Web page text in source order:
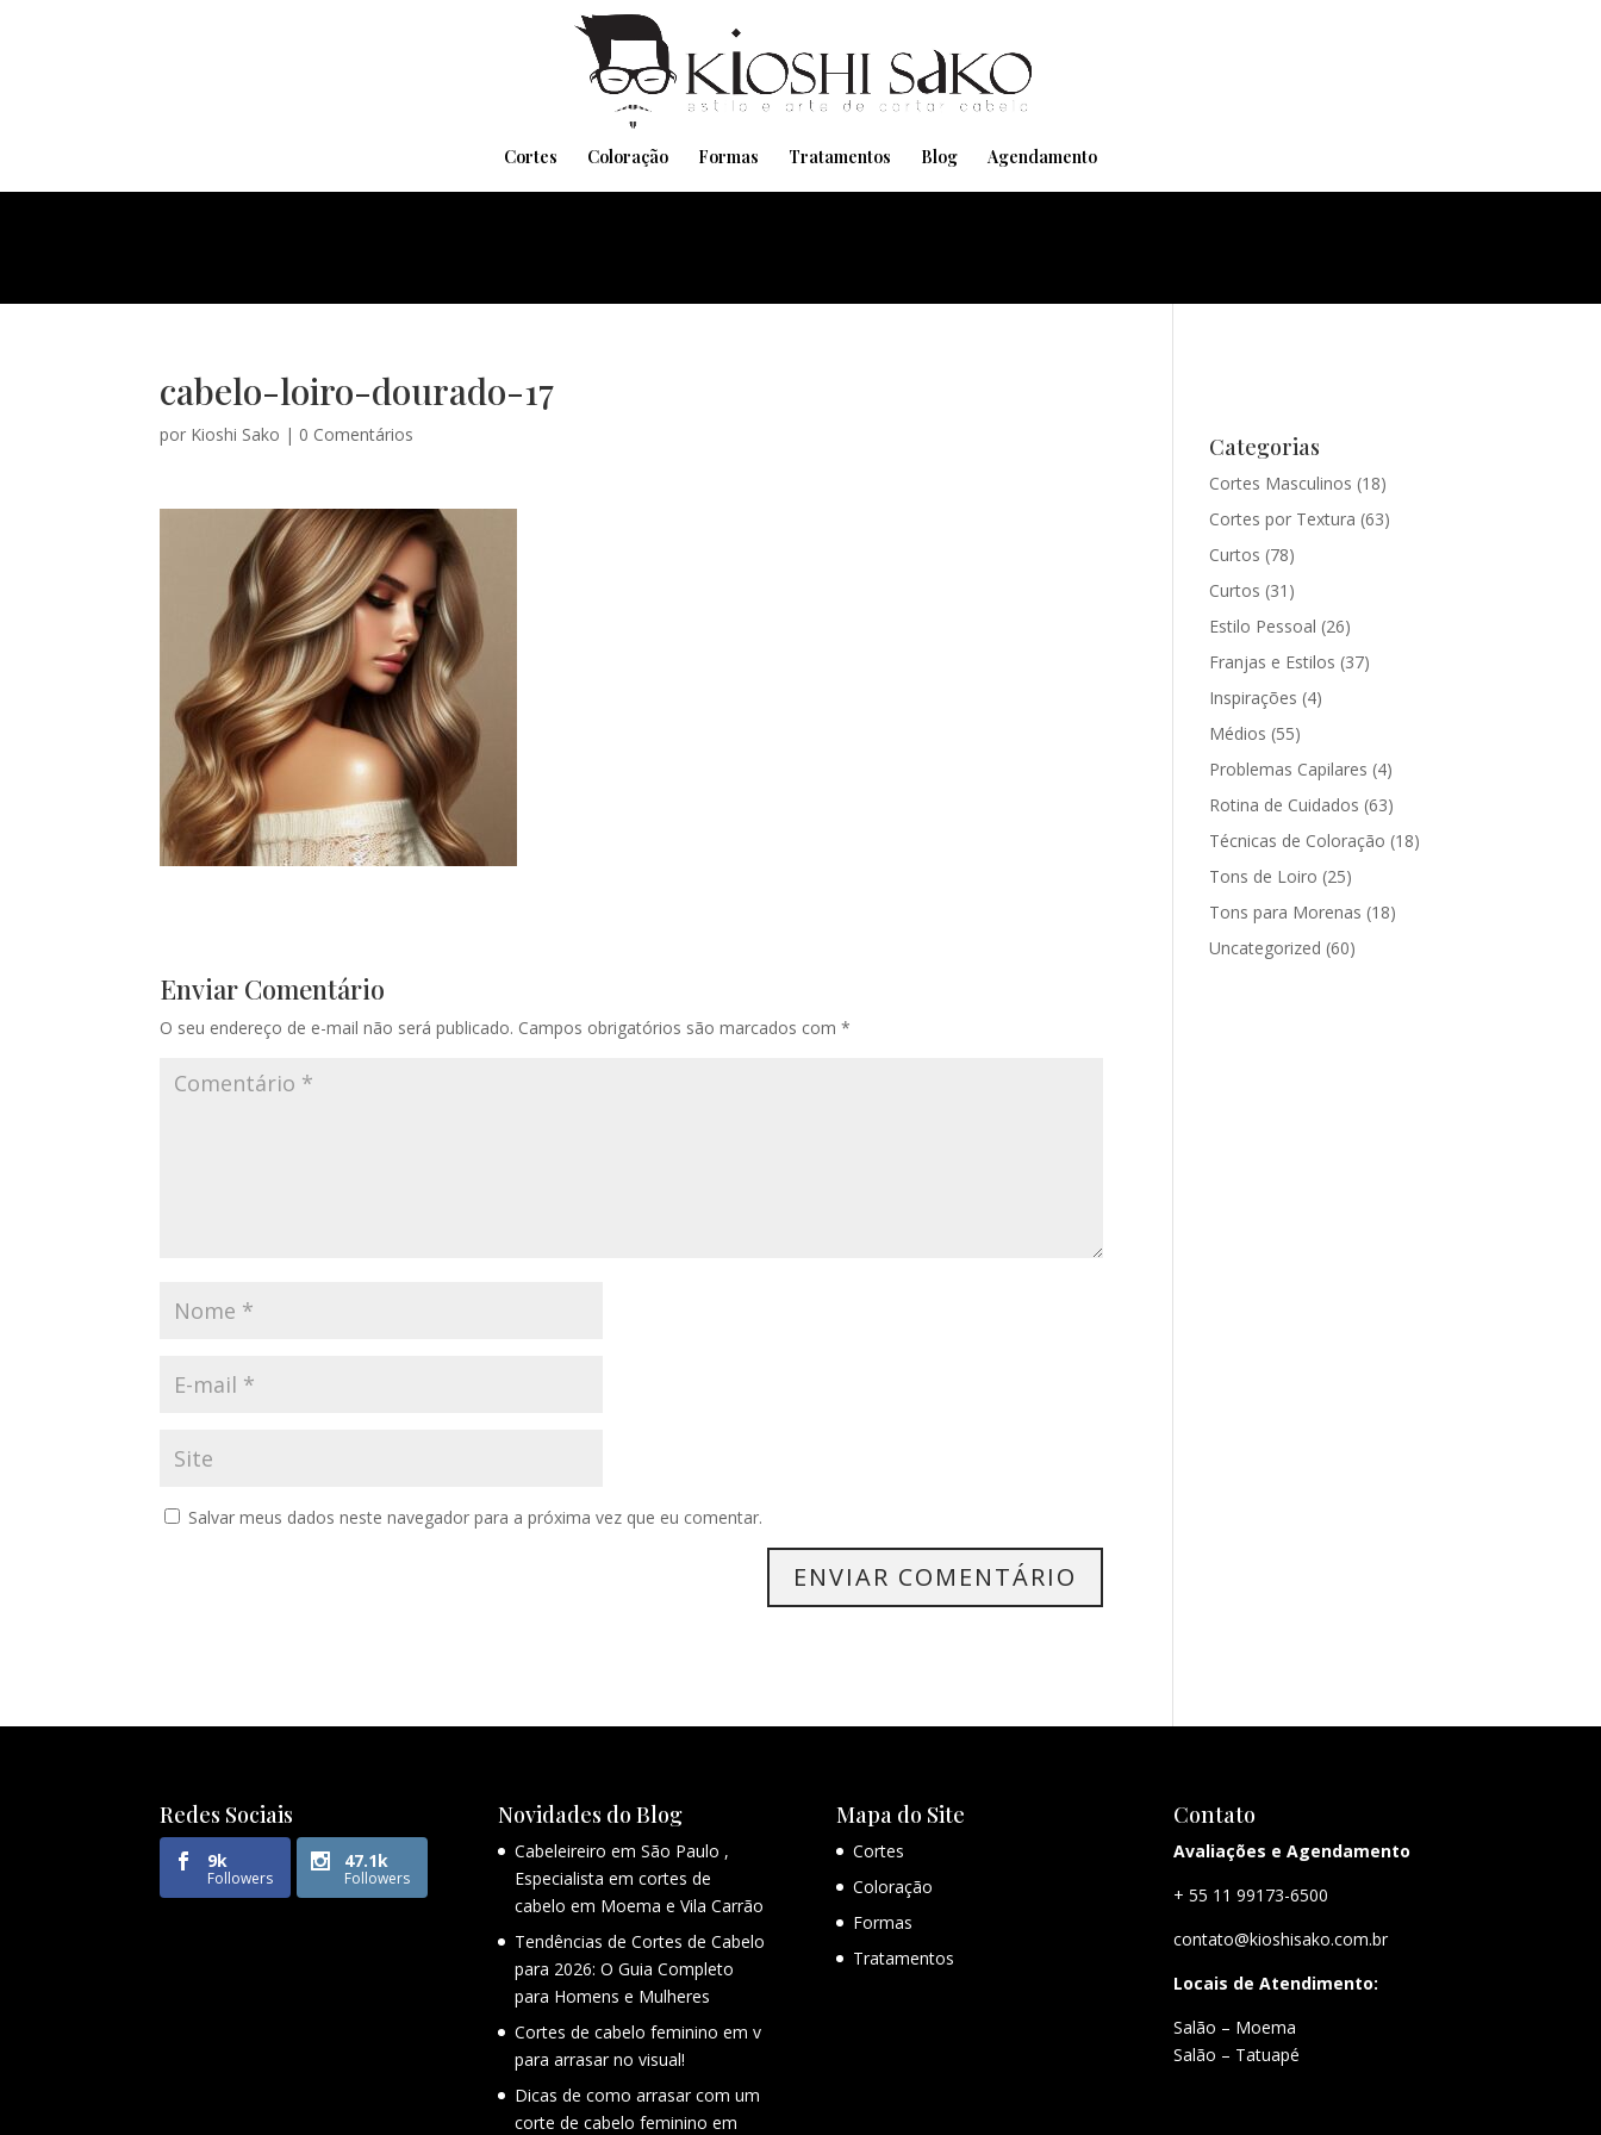
Cortes Coloração Formas Tratamentos Blog Agendamento
cabelo-loiro-dourado-17
por Kioshi Sako | 0 Comentários
Enviar Comentário
O seu endereço de e-mail não será publicado. Campos obrigatórios são marcados com*
Salvar meus dados neste navegador para a próxima vez que eu comentar.
Categorias
Cortes Masculinos (18)
Cortes por Textura (63)
Curtos (78)
Curtos (31)
Estilo Pessoal (26)
Franjas e Estilos (37)
Inspirações (4)
Médios (55)
Problemas Capilares (4)
Rotina de Cuidados (63)
Técnicas de Coloração (18)
Tons de Loiro (25)
Tons para Morenas (18)
Uncategorized (60)
Redes Sociais
9k
Followers
47.1k
Followers
Novidades do Blog
Cabeleireiro em São Paulo ,
Especialista em cortes de
cabelo em Moema e Vila Carrão
Tendências de Cortes de Cabelo
para 2026: O Guia Completo
para Homens e Mulheres
Cortes de cabelo feminino em v
para arrasar no visual!
Dicas de como arrasar com um
corte de cabelo feminino em
Mapa do Site
Cortes
Coloração
Formas
Tratamentos
Contato
Avaliações e Agendamento
+ 55 11 99173-6500
contato@kioshisako.com.br
Locais de Atendimento:
Salão – Moema
Salão – Tatuapé
Pensando em transformar seu Visual??
Agende pelo Whatsapp